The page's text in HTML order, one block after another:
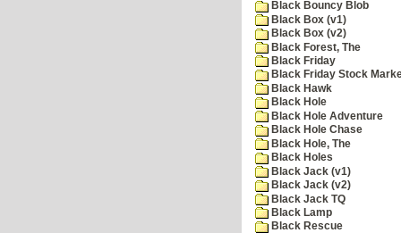
Black Bouncy Blob
Black Box (v1)
Black Box (v2)
Black Forest, The
Black Friday
Black Friday Stock
Black Hawk
Black Hole
Black Hole Adventure
Black Hole Chase
Black Hole, The
Black Holes
Black Jack (v1)
Black Jack (v2)
Black Jack TQ
Black Lamp
Black Rescue